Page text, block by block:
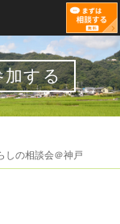
加する
の相談会＠神戸